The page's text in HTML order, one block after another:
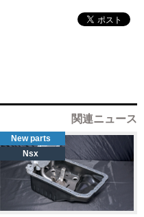
関連ニュース
New parts
Nsx